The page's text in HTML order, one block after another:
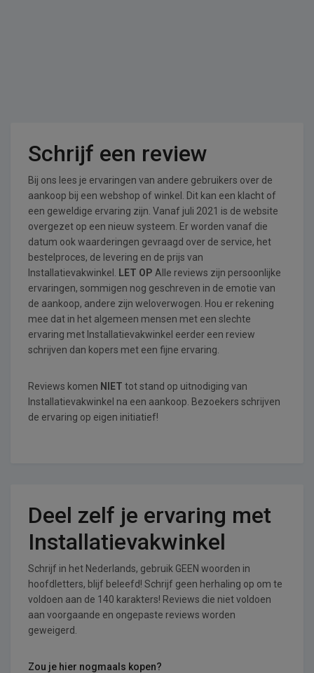
Schrijf een review
Bij ons lees je ervaringen van andere gebruikers over de
aankoop bij een webshop of winkel. Dit kan een klacht of
een geweldige ervaring zijn. Vanaf juli 2021 is de website
overgezet op een nieuw systeem. Er worden vanaf die
datum ook waarderingen gevraagd over de service, het
bestelproces, de levering en de prijs van
Installatievakwinkel.
LET OP Alle reviews zijn persoonlijke
ervaringen, sommigen nog geschreven in de emotie van
de aankoop, andere zijn weloverwogen. Hou er rekening
mee dat in het algemeen mensen met een slechte
ervaring met Installatievakwinkel eerder een review
schrijven dan kopers met een fijne ervaring.
Reviews komen NIET tot stand op uitnodiging van
Installatievakwinkel na een aankoop. Bezoekers schrijven
de ervaring op eigen initiatief!
Deel zelf je ervaring met
Installatievakwinkel
Schrijf in het Nederlands, gebruik GEEN woorden in
hoofdletters, blijf beleefd! Schrijf geen herhaling op om te
voldoen aan de 140 karakters! Reviews die niet voldoen
aan voorgaande en ongepaste reviews worden
geweigerd.
Zou je hier nogmaals kopen?